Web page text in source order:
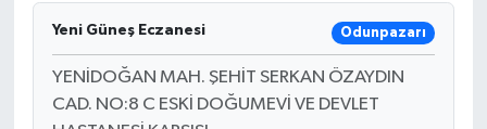
Yeni Güneş Eczanesi Odunpazarı
YENİDOĞAN MAH. ŞEHİT SERKAN ÖZAYDIN
CAD. NO:8 C ESKİ DOĞUMEVİ VE DEVLET